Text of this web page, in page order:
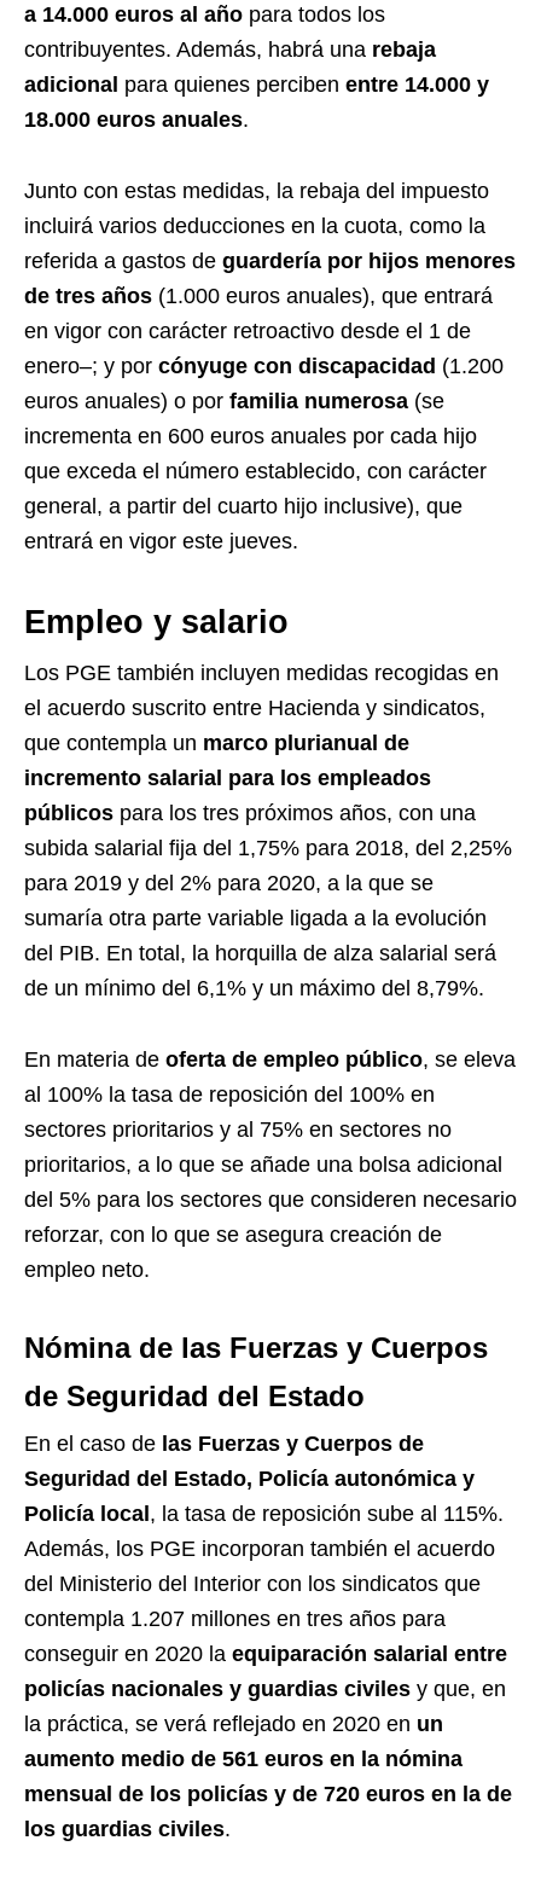
a 14.000 euros al año para todos los
contribuyentes. Además, habrá una rebaja
adicional para quienes perciben entre 14.000 y
18.000 euros anuales.
Junto con estas medidas, la rebaja del impuesto
incluirá varios deducciones en la cuota, como la
referida a gastos de guardería por hijos menores
de tres años (1.000 euros anuales), que entrará
en vigor con carácter retroactivo desde el 1 de
enero–; y por cónyuge con discapacidad (1.200
euros anuales) o por familia numerosa (se
incrementa en 600 euros anuales por cada hijo
que exceda el número establecido, con carácter
general, a partir del cuarto hijo inclusive), que
entrará en vigor este jueves.
Empleo y salario
Los PGE también incluyen medidas recogidas en
el acuerdo suscrito entre Hacienda y sindicatos,
que contempla un marco plurianual de
incremento salarial para los empleados
públicos para los tres próximos años, con una
subida salarial fija del 1,75% para 2018, del 2,25%
para 2019 y del 2% para 2020, a la que se
sumaría otra parte variable ligada a la evolución
del PIB. En total, la horquilla de alza salarial será
de un mínimo del 6,1% y un máximo del 8,79%.
En materia de oferta de empleo público, se eleva
al 100% la tasa de reposición del 100% en
sectores prioritarios y al 75% en sectores no
prioritarios, a lo que se añade una bolsa adicional
del 5% para los sectores que consideren necesario
reforzar, con lo que se asegura creación de
empleo neto.
Nómina de las Fuerzas y Cuerpos
de Seguridad del Estado
En el caso de las Fuerzas y Cuerpos de
Seguridad del Estado, Policía autonómica y
Policía local , la tasa de reposición sube al 115%.
Además, los PGE incorporan también el acuerdo
del Ministerio del Interior con los sindicatos que
contempla 1.207 millones en tres años para
conseguir en 2020 la equiparación salarial entre
policías nacionales y guardias civiles y que, en
la práctica, se verá reflejado en 2020 en un
aumento medio de 561 euros en la nómina
mensual de los policías y de 720 euros en la de
los guardias civiles.